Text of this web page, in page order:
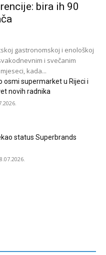
bira ih 90
gastronomskoj i enološkoj
i svečanim
kada...
osmi supermarket u Rijeci i
novih radnika
status Superbrands